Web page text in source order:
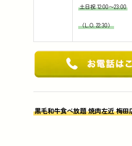
土日祝 12:00〜23:00
（L.O. 22:30）
黒毛和牛食べ放題 焼肉左近 梅田